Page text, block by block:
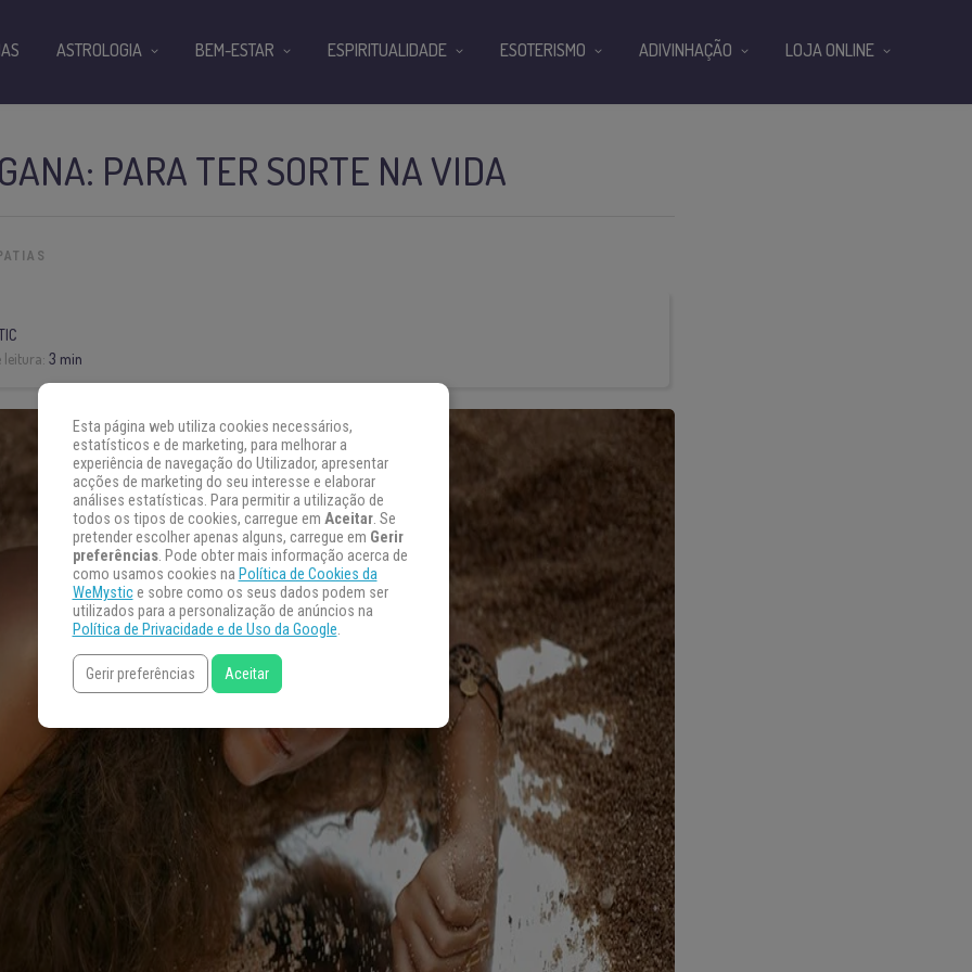
PARA TER SORTE NA VIDA
leitura:3 min
ASTROLOGIA BEM-ESTAR ESPIRITUALIDADE ESOTERISMO ADIVINHAÇÃO LOJA ONLINE
Esta página web utiliza cookies necessários,
estatísticos e de marketing, para melhorar a
experiência de navegação do Utilizador, apresentar
acções de marketing do seu interesse e elaborar
análises estatísticas. Para permitir a utilização de
todos os tipos de cookies, carregue em Aceitar. Se
pretender escolher apenas alguns, carregue em Gerir
preferências. Pode obter mais informação acerca de
como usamos cookies na Política de Cookies da
WeMystice sobre como os seus dados podem ser
utilizados para a personalização de anúncios na
Política de Privacidade e de Uso da Google.
Gerir preferências Aceitar